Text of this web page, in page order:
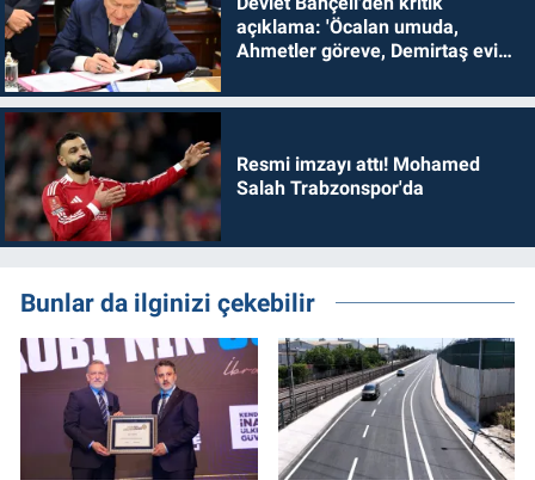
açıklama: 'Öcalan umuda,
Ahmetler göreve, Demirtaş evine
Resmi imzayı attı! Mohamed
Salah Trabzonspor'da
Bunlar da ilginizi çekebilir